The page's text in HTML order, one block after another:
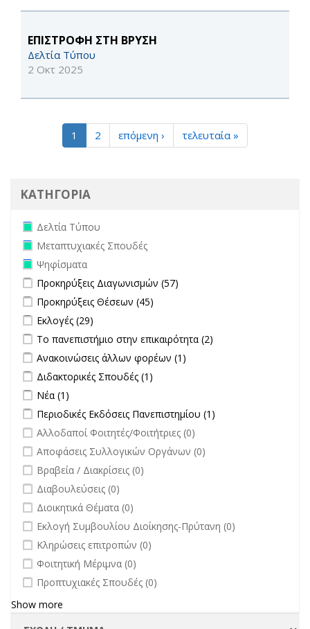
ΕΠΙΣΤΡΟΦΗ ΣΤΗ ΒΡΥΣΗ
Δελτία Τύπου
2 Οκτ 2025
1 2 επόμενη › τελευταία »
ΚΑΤΗΓΟΡΙΑ
Remove Δελτία Τύπου filter
Δελτία Τύπου
Remove Μεταπτυχιακές Σπουδές filter
Μεταπτυχιακές Σπουδές
Remove Ψηφίσματα filter
Ψηφίσματα
Apply Προκηρύξεις Διαγωνισμών filter
Προκηρύξεις Διαγωνισμών (57)
Apply Προκηρύξεις Θέσεων filter
Προκηρύξεις Θέσεων (45)
Apply Εκλογές filter
Εκλογές (29)
Apply Το πανεπιστήμιο στην επικαιρότητα filter
Το πανεπιστήμιο στην επικαιρότητα (2)
Apply Ανακοινώσεις άλλων φορέων filter
Ανακοινώσεις άλλων φορέων (1)
Apply Διδακτορικές Σπουδές filter
Διδακτορικές Σπουδές (1)
Apply Νέα filter
Νέα (1)
Apply Περιοδικές Εκδόσεις Πανεπιστημίου filter
Περιοδικές Εκδόσεις Πανεπιστημίου (1)
undefined
Αλλοδαποί Φοιτητές/Φοιτήτριες (0)
undefined
Αποφάσεις Συλλογικών Οργάνων (0)
undefined
Βραβεία / Διακρίσεις (0)
undefined
Διαβουλεύσεις (0)
undefined
Διοικητικά Θέματα (0)
undefined
Εκλογή Συμβουλίου Διοίκησης-Πρύτανη (0)
undefined
Κληρώσεις επιτροπών (0)
undefined
Φοιτητική Μέριμνα (0)
undefined
Προπτυχιακές Σπουδές (0)
Show more